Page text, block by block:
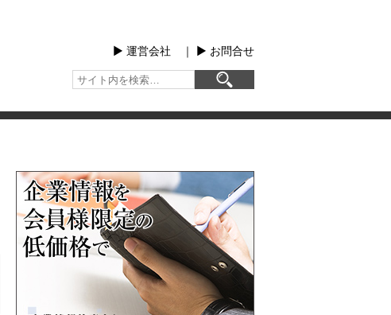
▶︎ 運営会社 ｜ ▶︎ お問合せ